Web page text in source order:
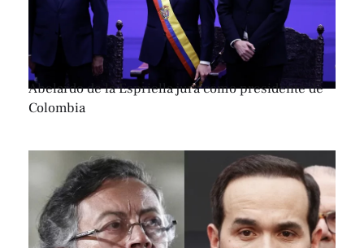
Abelardo de la Espriella jura como presidente de
Colombia